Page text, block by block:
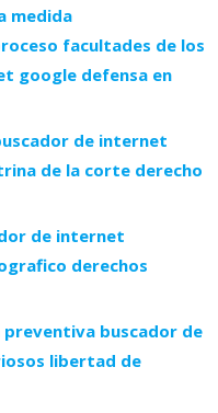
medida
facultades de los
google defensa en
de internet
de la corte derecho
de internet
derechos
buscador de
libertad de